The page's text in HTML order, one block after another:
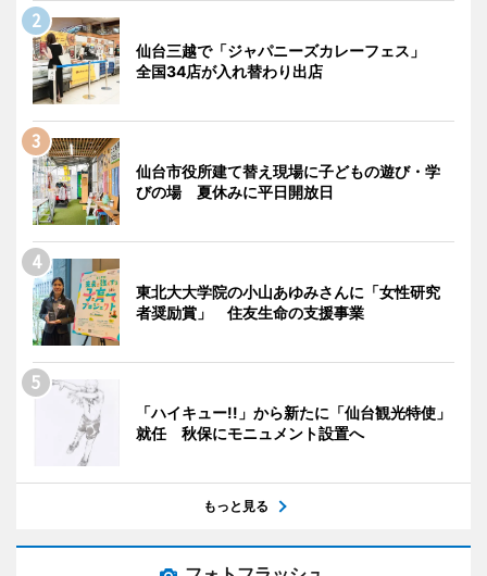
仙台三越で「ジャパニーズカレーフェス」
全国34店が入れ替わり出店
仙台市役所建て替え現場に子どもの遊び・学
びの場 夏休みに平日開放日
東北大大学院の小山あゆみさんに「女性研究
者奨励賞」 住友生命の支援事業
「ハイキュー!!」から新たに「仙台観光特使」
就任 秋保にモニュメント設置へ
もっと見る